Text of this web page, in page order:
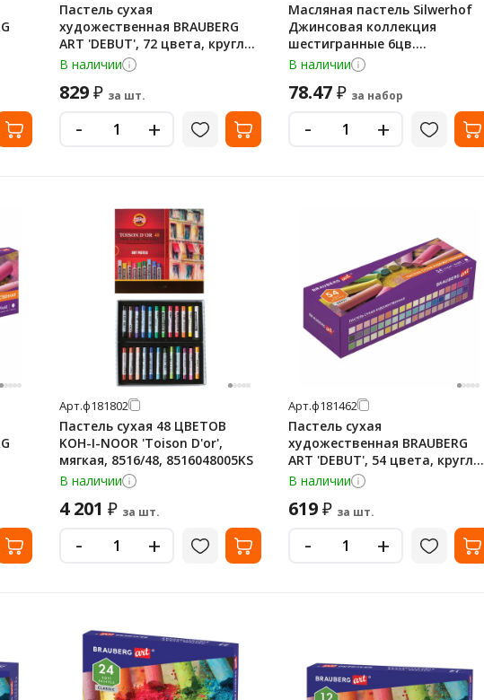
Пастель сухая
художественная BRAUBERG
ART 'DEBUT', 72 цвета, круглое
сечение, 181463
В наличии
829₽ за шт.
- +
Масляная пастель Silwerhof
Джинсовая коллекция
шестигранные 6цв.
дл.75ммд.11мм картон.кор.
В наличии
78.47₽ за набор
- +
Арт.ф181802
Пастель сухая 48 ЦВЕТОВ
KOH-I-NOOR 'Toison D'or',
мягкая, 8516/48, 8516048005KS
В наличии
4 201 ₽ за шт.
- +
Арт.ф181462
Пастель сухая
художественная BRAUBERG
ART 'DEBUT', 54 цвета, круглое
сечение, 181462
В наличии
619₽ за шт.
- +